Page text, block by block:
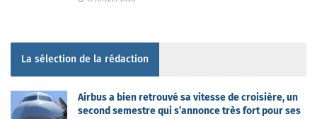
La sélection de la rédaction
Airbus a bien retrouvé sa vitesse de croisière, un
second semestre qui s’annonce très fort pour ses